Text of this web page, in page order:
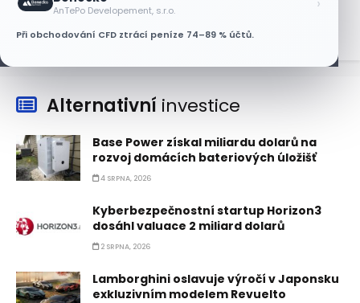
AnTePo Developement, s.r.o.
Při obchodování CFD ztrácí peníze 74–89 % účtů.
7 SRPNA, 2026
Alternativní investice
Base Power získal miliardu dolarů na
rozvoj domácích bateriových úložišť
4 SRPNA, 2026
Kyberbezpečnostní startup Horizon3
dosáhl valuace 2 miliard dolarů
2 SRPNA, 2026
Lamborghini oslavuje výročí v Japonsku
exkluzivním modelem Revuelto